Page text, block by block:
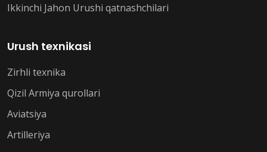
Ikkinchi Jahon Urushi qatnashchilari
Urush texnikasi
Zirhli texnika
Qizil Armiya qurollari
Aviatsiya
Artilleriya